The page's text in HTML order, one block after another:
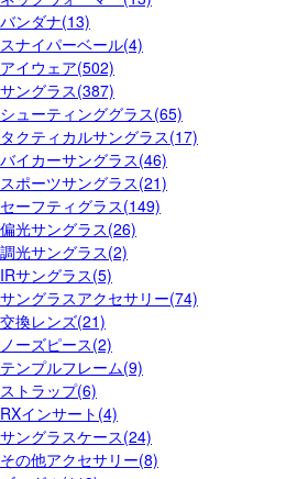
バンダナ(13)
スナイパーベール(4)
アイウェア(502)
サングラス(387)
シューティンググラス(65)
タクティカルサングラス(17)
バイカーサングラス(46)
スポーツサングラス(21)
セーフティグラス(149)
偏光サングラス(26)
調光サングラス(2)
IRサングラス(5)
サングラスアクセサリー(74)
交換レンズ(21)
ノーズピース(2)
テンプルフレーム(9)
ストラップ(6)
RXインサート(4)
サングラスケース(24)
その他アクセサリー(8)